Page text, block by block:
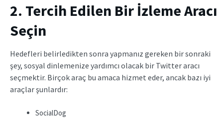
2. Tercih Edilen Bir İzleme Aracı
Seçin
Hedefleri belirledikten sonra yapmanız gereken bir sonraki
şey, sosyal dinlemenize yardımcı olacak bir Twitter aracı
seçmektir. Birçok araç bu amaca hizmet eder, ancak bazı iyi
araçlar şunlardır:
SocialDog